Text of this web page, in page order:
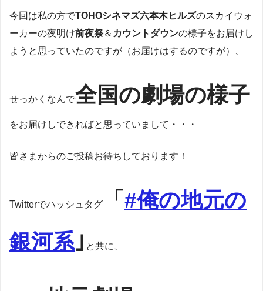
今回は私の方でTOHOシネマズ六本木ヒルズのスカイウォ
ーカーの夜明け前夜祭＆ カウントダウンの様子をお届けし
ようと思っていたのですが（お届けはするのですが）、
せっかくなんで全国の劇場の様子
をお届けしできればと思っていまして・・・
皆さまからのご投稿お待ちしております！
Twitterでハッシュタグ 「 #俺の地元の
銀河系｣ と共に、